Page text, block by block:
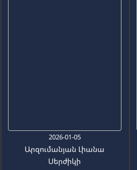
2026-01-05
Արզումանյան Լիանա
Սերժիկի